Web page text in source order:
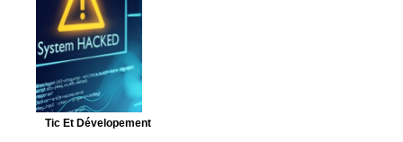
Tic Et Dévelopement